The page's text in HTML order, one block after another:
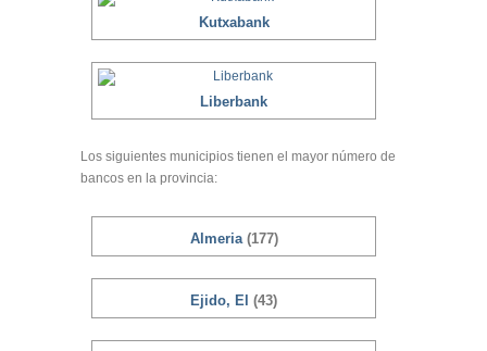
Kutxabank
Liberbank
Los siguientes municipios tienen el mayor número de
bancos en la provincia:
Almeria (177)
Ejido, El (43)